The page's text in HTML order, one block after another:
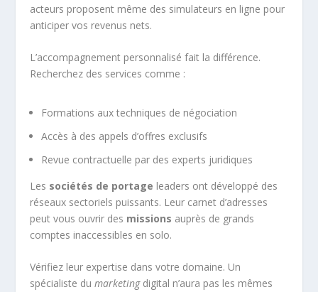
acteurs proposent même des simulateurs en ligne pour
anticiper vos revenus nets.
L’accompagnement personnalisé fait la différence.
Recherchez des services comme :
Formations aux techniques de négociation
Accès à des appels d’offres exclusifs
Revue contractuelle par des experts juridiques
Les sociétés de portage leaders ont développé des
réseaux sectoriels puissants. Leur carnet d’adresses
peut vous ouvrir des missions auprès de grands
comptes inaccessibles en solo.
Vérifiez leur expertise dans votre domaine. Un
spécialiste dumarketingdigital n’aura pas les mêmes